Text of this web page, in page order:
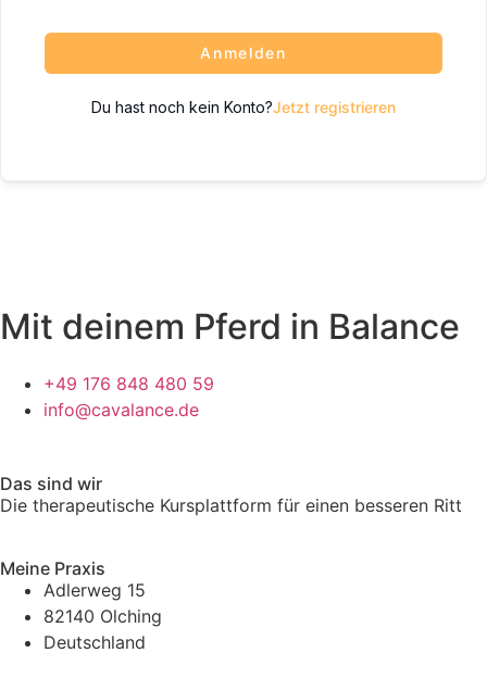
Anmelden
Du hast noch kein Konto?Jetzt registrieren
Mit deinem Pferd in Balance
+49 176 848 480 59
info@cavalance.de
Das sind wir
Die therapeutische Kursplattform für einen besseren Ritt
Meine Praxis
Adlerweg 15
82140 Olching
Deutschland